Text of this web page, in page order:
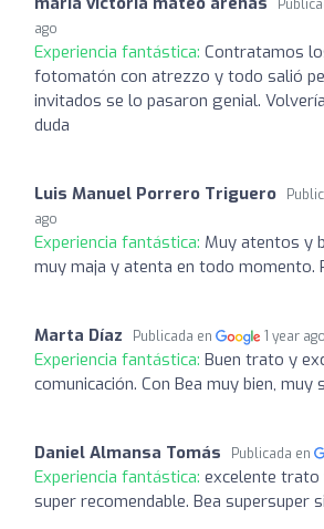
ago
Experiencia fantástica: Contratamos
fotomatón con atrezzo y todo salió
invitados se lo pasaron genial.
duda
Luis Manuel Porrero Triguero
ago
Experiencia fantástica: Muy atentos y
muy maja y atenta en todo momento.
Marta Díaz Publicada en 1 year ago
Experiencia fantástica: Buen trato y
comunicación. Con Bea muy bien, muy
Daniel Almansa Tomás Publicada en
Experiencia fantástica: excelente trato
super recomendable. Bea supersuper